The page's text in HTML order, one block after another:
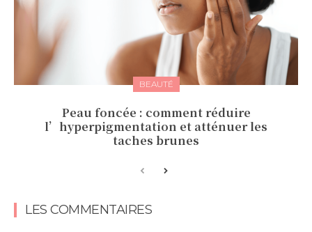
BEAUTÉ
Peau foncée : comment réduire
l’hyperpigmentation et atténuer les
taches brunes
LES COMMENTAIRES